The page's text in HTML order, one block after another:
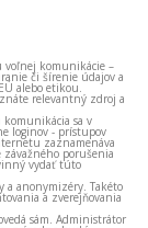
voľnej komunikácie –
či šírenie údajov a
alebo etikou.
relevantný zdroj a
sa v
loginov - prístupov
zaznamenáva
porušenia
vydať túto
a anonymizéry. Takéto
a zverejňovania
sám. Administrátor